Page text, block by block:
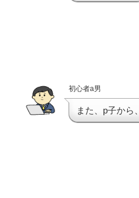
初心者a男
また、p子から、